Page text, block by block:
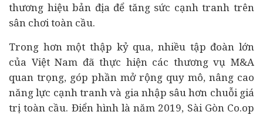
thương hiệu bản địa để tăng sức cạnh tranh trên
sân chơi toàn cầu.
Trong hơn một thập kỷ qua, nhiều tập đoàn lớn
của Việt Nam đã thực hiện các thương vụ M&A
quan trọng, góp phần mở rộng quy mô, nâng cao
năng lực cạnh tranh và gia nhập sâu hơn chuỗi giá
trị toàn cầu. Điển hình là năm 2019, Sài Gòn Co.op